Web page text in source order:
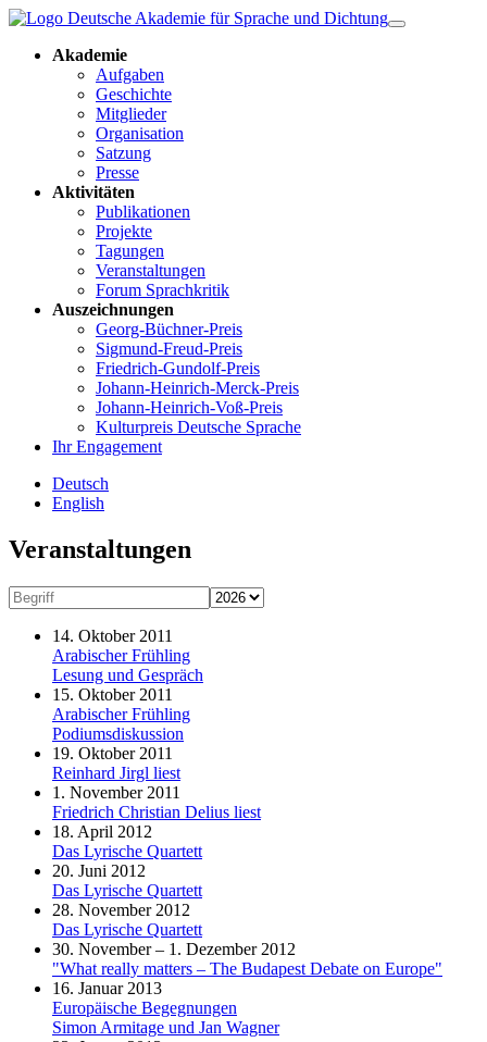
Akademie
Aufgaben
Geschichte
Mitglieder
Organisation
Satzung
Presse
Aktivitäten
Publikationen
Projekte
Tagungen
Veranstaltungen
Forum Sprachkritik
Auszeichnungen
Georg-Büchner-Preis
Sigmund-Freud-Preis
Friedrich-Gundolf-Preis
Johann-Heinrich-Merck-Preis
Johann-Heinrich-Voß-Preis
Kulturpreis Deutsche Sprache
Ihr Engagement
Deutsch
English
Veranstaltungen
14. Oktober 2011
Arabischer Frühling
Lesung und Gespräch
15. Oktober 2011
Arabischer Frühling
Podiumsdiskussion
19. Oktober 2011
Reinhard Jirgl liest
1. November 2011
Friedrich Christian Delius liest
18. April 2012
Das Lyrische Quartett
20. Juni 2012
Das Lyrische Quartett
28. November 2012
Das Lyrische Quartett
30. November – 1. Dezember 2012
"What really matters – The Budapest Debate on Europe"
16. Januar 2013
Europäische Begegnungen
Simon Armitage und Jan Wagner